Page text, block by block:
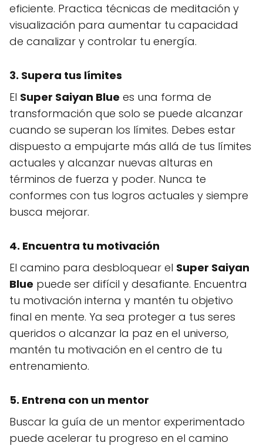
eficiente. Practica técnicas de meditación y
visualización para aumentar tu capacidad
de canalizar y controlar tu energía.
3. Supera tus límites
El Super Saiyan Blue es una forma de
transformación que solo se puede alcanzar
cuando se superan los límites. Debes estar
dispuesto a empujarte más allá de tus límites
actuales y alcanzar nuevas alturas en
términos de fuerza y poder. Nunca te
conformes con tus logros actuales y siempre
busca mejorar.
4. Encuentra tu motivación
El camino para desbloquear el Super Saiyan
Blue puede ser difícil y desafiante. Encuentra
tu motivación interna y mantén tu objetivo
final en mente. Ya sea proteger a tus seres
queridos o alcanzar la paz en el universo,
mantén tu motivación en el centro de tu
entrenamiento.
5. Entrena con un mentor
Buscar la guía de un mentor experimentado
puede acelerar tu progreso en el camino